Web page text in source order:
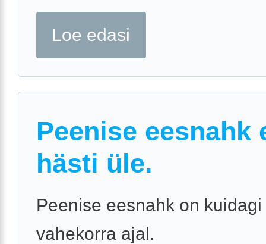
Loe edasi
Peenise eesnahk
hästi üle.
Peenise eesnahk on
vahekorra ajal.